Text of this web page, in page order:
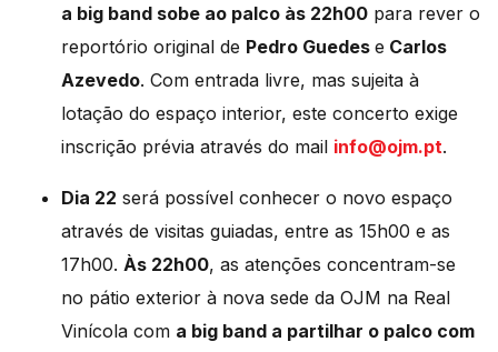
a big band sobe ao palco às 22h00 para rever o
reportório original de Pedro Guedes e Carlos
Azevedo. Com entrada livre, mas sujeita à
lotação do espaço interior, este concerto exige
inscrição prévia através do mail info@ojm.pt.
Dia 22 será possível conhecer o novo espaço
através de visitas guiadas, entre as 15h00 e as
17h00. Às 22h00, as atenções concentram-se
no pátio exterior à nova sede da OJM na Real
Vinícola com a big band a partilhar o palco com